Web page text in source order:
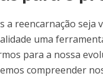
a reencarnação seja
uma
para a nossa
compreender